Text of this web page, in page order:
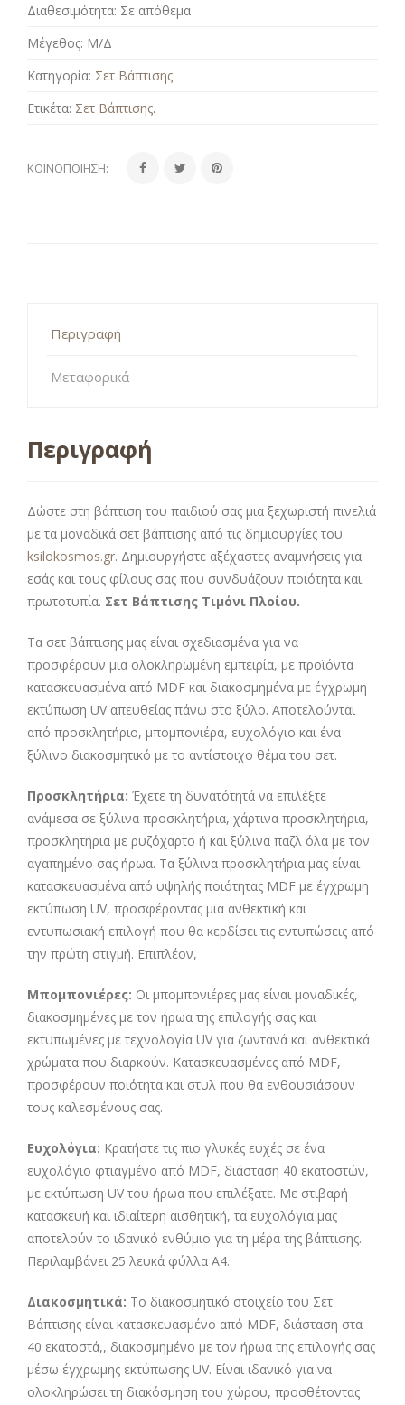
Διαθεσιμότητα: Σε απόθεμα
Μέγεθος: Μ/Δ
Κατηγορία: Σετ Βάπτισης.
Ετικέτα: Σετ Βάπτισης.
ΚΟΙΝΟΠΟΊΗΣΗ:
Περιγραφή
Μεταφορικά
Περιγραφή
Δώστε στη βάπτιση του παιδιού σας μια ξεχωριστή πινελιά
με τα μοναδικά σετ βάπτισης από τις δημιουργίες του
ksilokosmos.gr. Δημιουργήστε αξέχαστες αναμνήσεις για
εσάς και τους φίλους σας που συνδυάζουν ποιότητα και
πρωτοτυπία. Σετ Βάπτισης Τιμόνι Πλοίου.
Τα σετ βάπτισης μας είναι σχεδιασμένα για να
προσφέρουν μια ολοκληρωμένη εμπειρία, με προϊόντα
κατασκευασμένα από MDF και διακοσμημένα με έγχρωμη
εκτύπωση UV απευθείας πάνω στο ξύλο. Αποτελούνται
από προσκλητήριο, μπομπονιέρα, ευχολόγιο και ένα
ξύλινο διακοσμητικό με το αντίστοιχο θέμα του σετ.
Προσκλητήρια: Έχετε τη δυνατότητά να επιλέξτε
ανάμεσα σε ξύλινα προσκλητήρια, χάρτινα προσκλητήρια,
προσκλητήρια με ρυζόχαρτο ή και ξύλινα παζλ όλα με τον
αγαπημένο σας ήρωα. Τα ξύλινα προσκλητήρια μας είναι
κατασκευασμένα από υψηλής ποιότητας MDF με έγχρωμη
εκτύπωση UV, προσφέροντας μια ανθεκτική και
εντυπωσιακή επιλογή που θα κερδίσει τις εντυπώσεις από
την πρώτη στιγμή. Επιπλέον,
Μπομπονιέρες: Οι μπομπονιέρες μας είναι μοναδικές,
διακοσμημένες με τον ήρωα της επιλογής σας και
εκτυπωμένες με τεχνολογία UV για ζωντανά και ανθεκτικά
χρώματα που διαρκούν. Κατασκευασμένες από MDF,
προσφέρουν ποιότητα και στυλ που θα ενθουσιάσουν
τους καλεσμένους σας.
Ευχολόγια: Κρατήστε τις πιο γλυκές ευχές σε ένα
ευχολόγιο φτιαγμένο από MDF, διάσταση 40 εκατοστών,
με εκτύπωση UV του ήρωα που επιλέξατε. Με στιβαρή
κατασκευή και ιδιαίτερη αισθητική, τα ευχολόγια μας
αποτελούν το ιδανικό ενθύμιο για τη μέρα της βάπτισης.
Περιλαμβάνει 25 λευκά φύλλα Α4.
Διακοσμητικά: Το διακοσμητικό στοιχείο του Σετ
Βάπτισης είναι κατασκευασμένο από MDF, διάσταση στα
40 εκατοστά,, διακοσμημένο με τον ήρωα της επιλογής σας
μέσω έγχρωμης εκτύπωσης UV. Είναι ιδανικό για να
ολοκληρώσει τη διακόσμηση του χώρου, προσθέτοντας